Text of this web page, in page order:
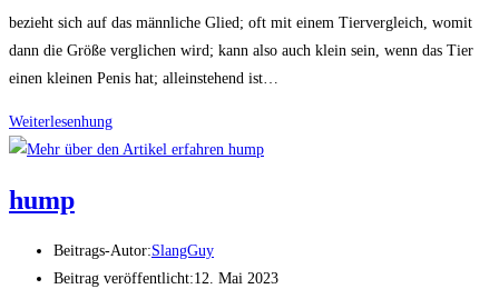
bezieht sich auf das männliche Glied; oft mit einem Tiervergleich, womit
dann die Größe verglichen wird; kann also auch klein sein, wenn das Tier
einen kleinen Penis hat; alleinstehend ist…
Weiterlesenhung
hump
Beitrags-Autor:SlangGuy
Beitrag veröffentlicht:12. Mai 2023